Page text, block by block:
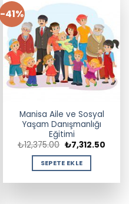
-41%
Manisa Aile ve Sosyal
Yaşam Danışmanlığı
Eğitimi
₺12,375.00 Orijinal
fiyat:
₺12,375.00.
₺7,312.50Şu
SEPETE EKLE